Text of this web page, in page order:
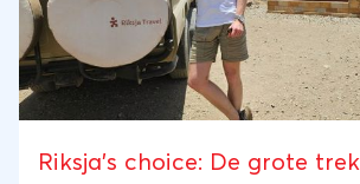
Riksja's choice: De grote trek